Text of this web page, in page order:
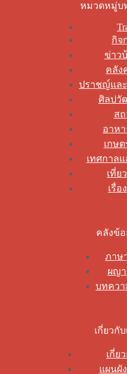
หมวดหมู่บ
กิจ
ข่าว
คลัง
ปราชญ์แล
ศิลปวั
ส
อาห
เกษ
เทศกาล
เที่ย
เรื่อ
คลังข้
ภาษ
ผญ
บทคว
เกี่ยวกับ
เกี่ย
แผนผั